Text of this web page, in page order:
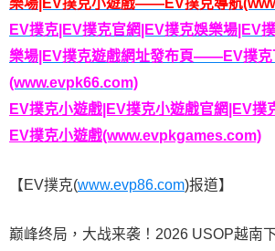
EV撲克|EV撲克官網|EV撲克娛樂場|EV
樂場|EV撲克遊戲網址發布頁——EV撲克
(www.evpk66.com)
EV撲克小遊戲|EV撲克小遊戲官網|EV
EV撲克小遊戲(www.evpkgames.com)
【EV撲克(www.evp86.com)报道】
巅峰终局，大战来袭！2026 USOP越南